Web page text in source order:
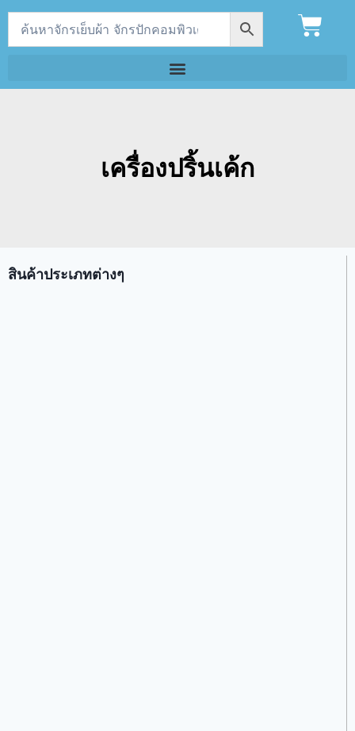
เครื่องปริ้นเค้ก
สินค้าประเภทต่างๆ